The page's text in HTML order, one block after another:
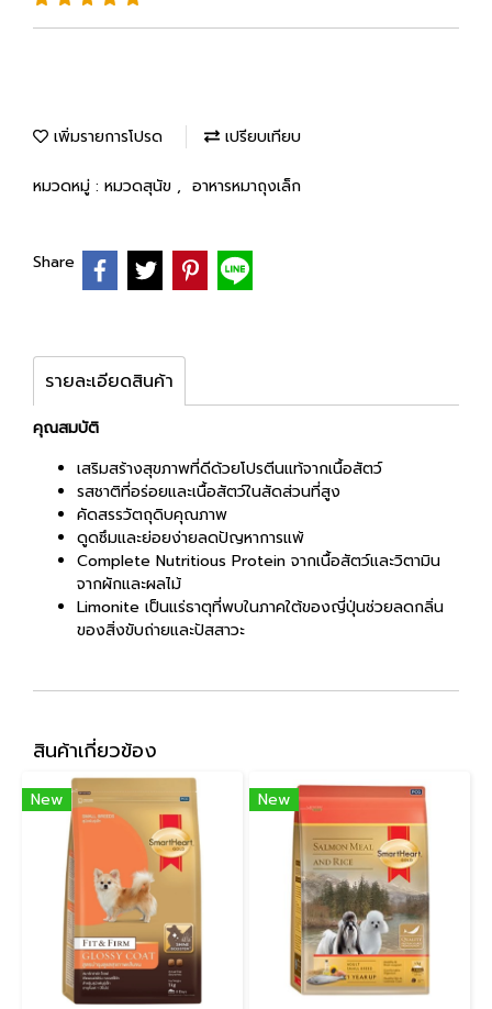
เพิ่มรายการโปรด เปรียบเทียบ
หมวดหมู่ : หมวดสุนัข , อาหารหมาถุงเล็ก
Share
รายละเอียดสินค้า
คุณสมบัติ
เสริมสร้างสุขภาพที่ดีด้วยโปรตีนแท้จากเนื้อสัตว์
รสชาติที่อร่อยและเนื้อสัตว์ในสัดส่วนที่สูง
คัดสรรวัตถุดิบคุณภาพ
ดูดซึมและย่อยง่ายลดปัญหาการแพ้
Complete Nutritious Protein จากเนื้อสัตว์และวิตามิน
จากผักและผลไม้
Limonite เป็นแร่ธาตุที่พบในภาคใต้ของญี่ปุ่นช่วยลดกลิ่น
ของสิ่งขับถ่ายและปัสสาวะ
สินค้าเกี่ยวข้อง
New New